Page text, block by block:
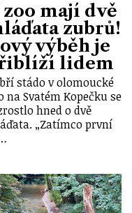
zoo mají dvě
zubrů!
výběh je
lidem
stádo v olomoucké
na Svatém Kopečku se
hned o dvě
„Zatímco první